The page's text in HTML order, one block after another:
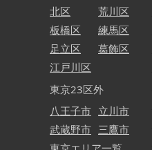
北区
板橋区
足立区
江戸川区
荒川区
練馬区
葛飾区
東京23区外
八王子市
武蔵野市
立川市
三鷹市